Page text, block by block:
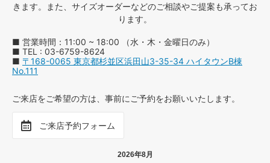
きます。また、サイズオーダーなどのご相談やご提案も承ってお
ります。
■ 営業時間：11:00 ~ 18:00 （水・木・金曜日のみ）
■ TEL : 03-6759-8624
■ 〒168-0065 東京都杉並区浜田山3-35-34 ハイタウンB棟
No.111
ご来店をご希望の方は、事前にご予約をお願いいたします。
ご来店予約フォーム
2026年8月